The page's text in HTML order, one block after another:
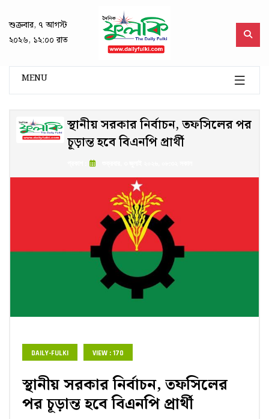
শুক্রবার, ৭ আগস্ট
২০২৬, ১২:০০ রাত
MENU
স্থানীয় সরকার নির্বাচন, তফসিলের পর
চূড়ান্ত হবে বিএনপি প্রার্থী
DAILY-FULKI VIEW : 170
স্থানীয় সরকার নির্বাচন, তফসিলের
পর চূড়ান্ত হবে বিএনপি প্রার্থী